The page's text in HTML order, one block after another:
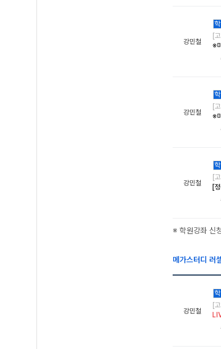
강민철
학
[
※
강민철
학
[
※
강민철
학
[
[
※ 학원강좌 신
메가스터디 러
강민철
학
[